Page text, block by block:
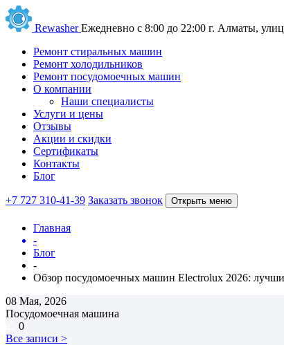
Rewasher Ежедневно с 8:00 до 22:00 г. Алматы,
Ремонт стиральных машин
Ремонт холодильников
Ремонт посудомоечных машин
О компании
Наши специалисты
Услуги и цены
Отзывы
Акции и скидки
Сертификаты
Контакты
Блог
+7 727 310-41-39 Заказать звонок Открыть меню
Главная
-
Блог
-
Обзор посудомоечных машин Electrolux 2026:
08 Мая, 2026
Посудомоечная машина
0
Все записи >